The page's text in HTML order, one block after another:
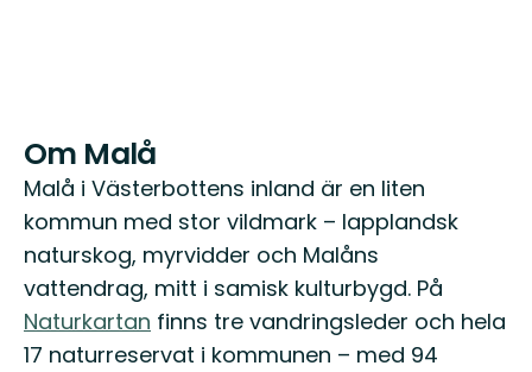
Om Malå
Malå i Västerbottens inland är en liten
kommun med stor vildmark – lapplandsk
naturskog, myrvidder och Malåns
vattendrag, mitt i samisk kulturbygd. På
Naturkartan finns tre vandringsleder och hela
17 naturreservat i kommunen – med 94